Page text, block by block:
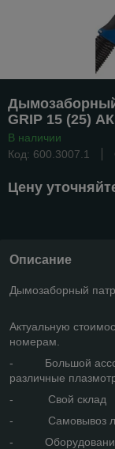
GRIP 15 (25)
В наличии
Код: 600.3007.1
Цену
Описание
Дымозаборный
Актуальную
номерам.
- Большой
различные
- Свой склад
- Самовывоз
- Оборудование и